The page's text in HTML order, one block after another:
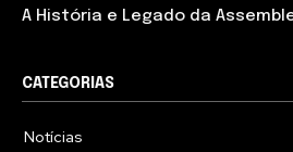
A História e Legado da
CATEGORIAS
Notícias